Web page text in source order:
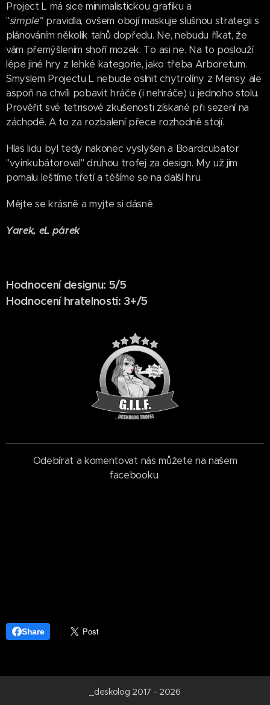
Project L má sice minimalistickou grafiku a
"simple" pravidla, ovšem obojí maskuje slušnou strategii s
plánováním několik tahů dopředu. Ne, nebudu říkat, že
vám přemýšlením shoří mozek. To asi ne. Na to poslouží
lépe jiné hry z lehké kategorie, jako třeba Arboretum.
Smyslem Projectu L nebude oslnit chytrolíny z Mensy, ale
aspoň na chvíli pobavit hráče (i nehráče) u jednoho stolu.
Prověřit své tetrisové zkušenosti získané při sezení na
záchodě. A to za rozbalení přece rozhodně stojí.
Hlas lidu byl tedy nakonec vyslyšen a Boardcubator
"vyinkubátoroval" druhou trofej za design. My už jim
pomalu leštíme třetí a těšíme se na další hru.
Mějte se krásně a myjte si dásně.
Yarek, eL párek
Hodnocení designu: 5/5
Hodnocení hratelnosti: 3+/5
Odebírat a komentovat nás můžete na našem
facebooku
Share
_deskolog 2017 - 2026